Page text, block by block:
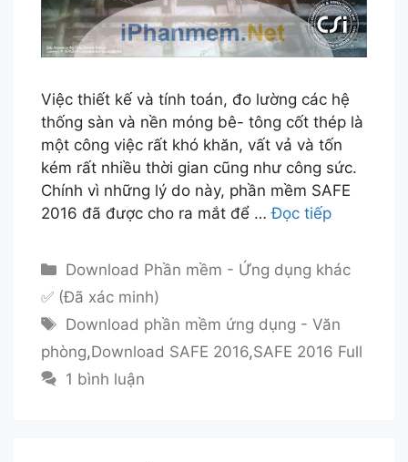
Việc thiết kế và tính toán, đo lường các hệ
thống sàn và nền móng bê- tông cốt thép là
một công việc rất khó khăn, vất vả và tốn
kém rất nhiều thời gian cũng như công sức.
Chính vì những lý do này, phần mềm SAFE
2016 đã được cho ra mắt để …Đọc tiếp
Danh
mục
Download Phần mềm - Ứng dụng khác
✅ (Đã xác minh)
Thẻ
Download phần mềm ứng dụng - Văn
phòng,Download SAFE 2016,SAFE 2016 Full
1 bình luận